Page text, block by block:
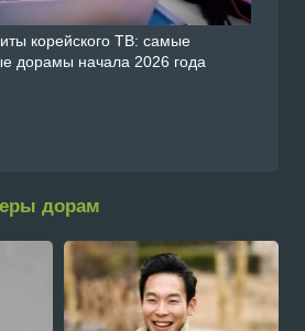
корейского ТВ: самые
дорамы начала 2026 года
дорам